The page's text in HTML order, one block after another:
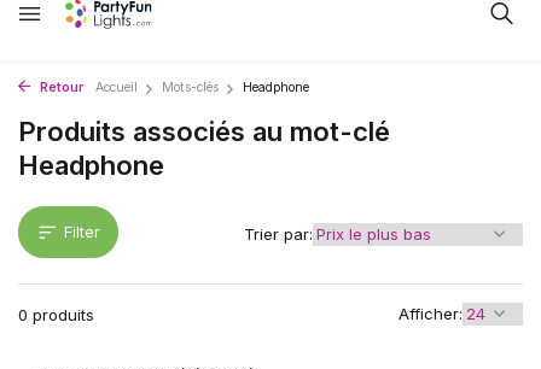
Retour Accueil Mots-clés Headphone
Produits associés au mot-clé
Headphone
Filter
0 produits Afficher:
Trier par: